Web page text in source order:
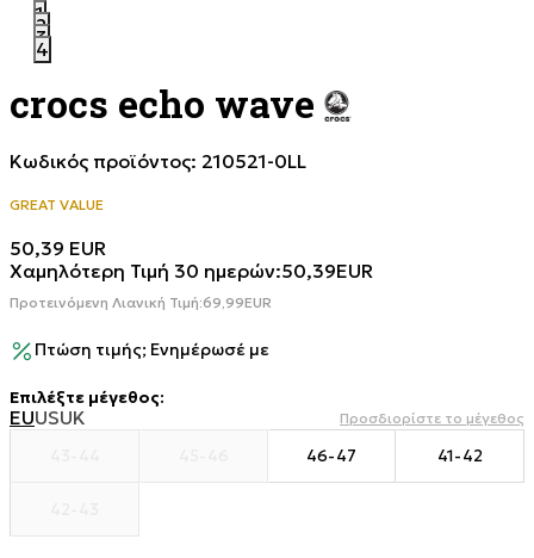
1
2
3
4
crocs echo wave
Κωδικός προϊόντος: 210521-0LL
GREAT VALUE
50,39 EUR
Χαμηλότερη Τιμή 30 ημερών:50,39EUR
Προτεινόμενη Λιανική Τιμή:69,99EUR
Πτώση τιμής; Ενημέρωσέ με
Επιλέξτε μέγεθος:
EUUSUK Προσδιορίστε το μέγεθος
46-47 41-42